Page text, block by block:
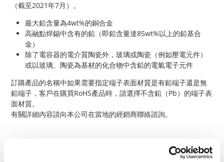
（截至2021年7月）。
最大鉛含量為4wt%的銅合金
高融點焊錫中含有的鉛（即鉛含量達85wt%以上的鉛基合
金）
除了電容器的電介質陶瓷外，玻璃或陶瓷（例如壓電元件）
或以玻璃、陶瓷為基材的化合物中含鉛的電氣電子元件
訂購產品的名稱中如果需要指定端子表面材質是有鉛端子還是無
鉛端子，客戶在購買RoHS產品時，請選擇不含鉛（Pb）的端子表
面材質。
有關詳細內容請向本公司在當地的經銷商聯絡諮詢。